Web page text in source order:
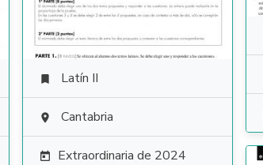
 Latín II
 Cantabria
 Extraordinaria de 2024